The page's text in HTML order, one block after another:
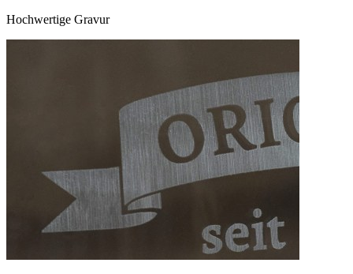
Hochwertige Gravur